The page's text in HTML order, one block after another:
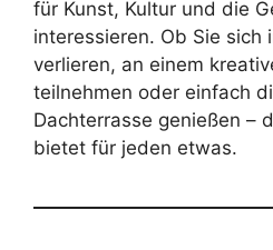
für Kunst, Kultur und die
interessieren. Ob Sie sich
verlieren, an einem
teilnehmen oder einfach
Dachterrasse genießen –
bietet für jeden etwas.